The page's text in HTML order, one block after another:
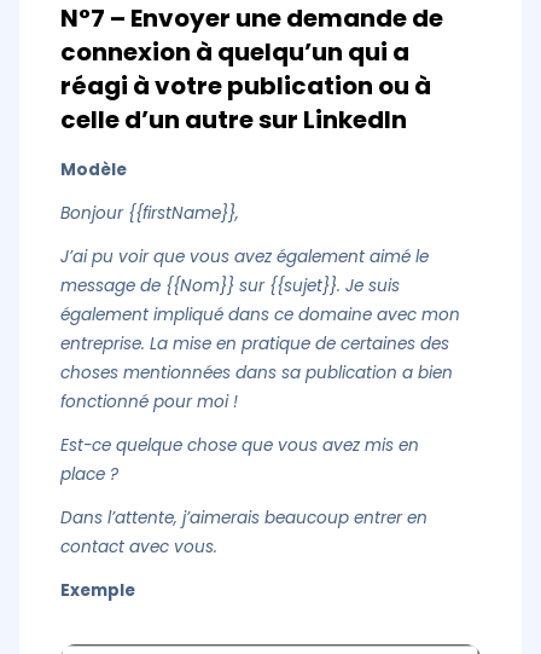
N°7 – Envoyer une demande de
connexion à quelqu’un qui a
réagi à votre publication ou à
celle d’un autre sur LinkedIn
Modèle
Bonjour {{firstName}},
J’ai pu voir que vous avez également aimé le
message de {{Nom}} sur {{sujet}}. Je suis
également impliqué dans ce domaine avec mon
entreprise. La mise en pratique de certaines des
choses mentionnées dans sa publication a bien
fonctionné pour moi !
Est-ce quelque chose que vous avez mis en
place ?
Dans l’attente, j’aimerais beaucoup entrer en
contact avec vous.
Exemple